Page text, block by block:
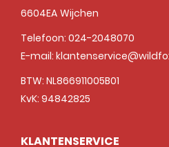
6604EA Wijchen
Telefoon: 024-2048070
E-mail:
BTW: NL866911005B01
KvK: 94842825
KLANTENSERVICE